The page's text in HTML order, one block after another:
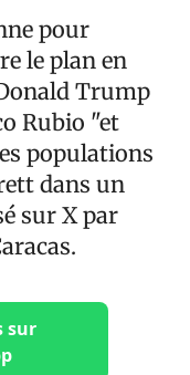
pour
le plan en
Trump
Rubio "et
populations
dans un
sur X par
sur